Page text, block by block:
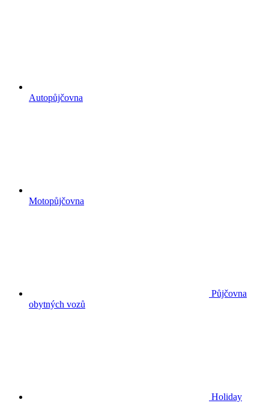
Autopůjčovna
Motopůjčovna
Půjčovna
obytných vozů
Holiday